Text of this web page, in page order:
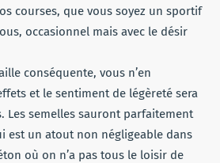
courses, que vous soyez un sportif
occasionnel mais avec le désir
conséquente, vous n’en
et le sentiment de légèreté sera
Les semelles sauront parfaitement
est un atout non négligeable dans
où on n’a pas tous le loisir de